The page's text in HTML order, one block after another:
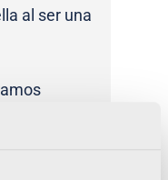
al ser una